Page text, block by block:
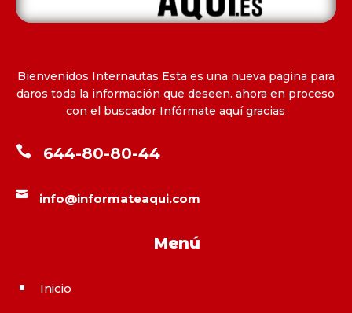
Bienvenidos Internautas Esta es una nueva pagina para
daros toda la información que deseen. ahora en proceso
con el buscador Infórmate aquí gracias
 644-80-80-44
 info@informateaqui.com
Menú
^ Inicio